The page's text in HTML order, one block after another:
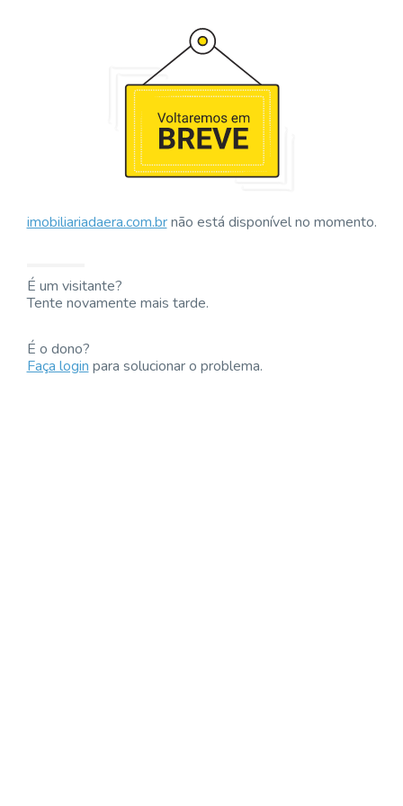
imobiliariadaera.com.brnão está disponível no momento.
É um visitante?
Tente novamente mais tarde.
É o dono?
Faça loginpara solucionar o problema.